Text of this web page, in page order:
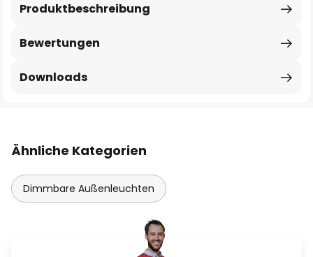
Produktbeschreibung
Bewertungen
Downloads
Ähnliche Kategorien
Dimmbare Außenleuchten